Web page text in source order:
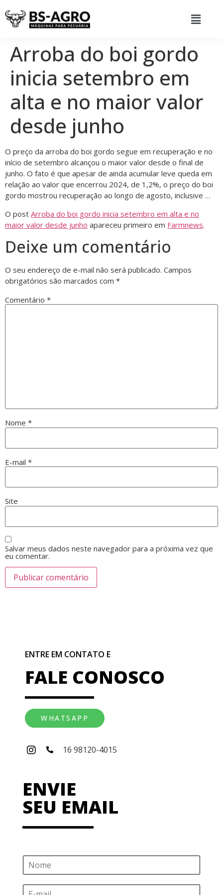
Arroba do boi gordo
inicia setembro em
alta e no maior valor
desde junho
O preço da arroba do boi gordo segue em recuperação e no
início de setembro alcançou o maior valor desde o final de
junho. O fato é que apesar de ainda acumular leve queda em
relação ao valor que encerrou 2024, de 1,2%, o preço do boi
gordo mostrou recuperação ao longo de agosto, inclusive …
O post Arroba do boi gordo inicia setembro em alta e no
maior valor desde junho apareceu primeiro em Farmnews.
Deixe um comentário
O seu endereço de e-mail não será publicado. Campos
obrigatórios são marcados com *
Comentário *
Nome *
E-mail *
Site
Salvar meus dados neste navegador para a próxima vez que
eu comentar.
ENTRE EM CONTATO E
FALE CONOSCO
WHATSAPP
16 98120-4015
ENVIE
SEU EMAIL
N
E